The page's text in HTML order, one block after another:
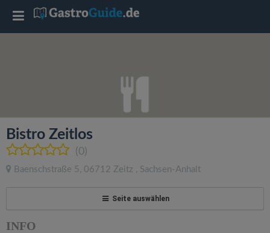
Bistro Zeitlos
(0)
Baenschstraße 5 , 06712 Zeitz , Sachsen-Anhalt
Seite auswählen
INFO
T
l
e